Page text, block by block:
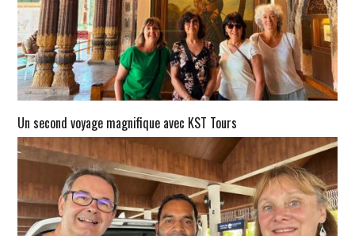
Un second voyage magnifique avec KST Tours